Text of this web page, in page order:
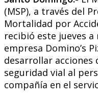
(MSP), a través del
Mortalidad por
recibió este jueves
empresa Domino’s
desarrollar acciones
seguridad vial al
compañía en el